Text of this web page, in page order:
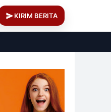
KIRIM BERITA